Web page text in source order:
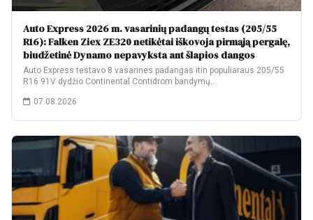
Auto Express 2026 m. vasarinių padangų testas (205/55
R16): Falken Ziex ZE320 netikėtai iškovoja pirmąją pergalę,
biudžetinė Dynamo nepavyksta ant šlapios dangos
Auto Express testavo 8 vasarines padangas itin populiaraus 205/55
R16 91V dydžio Continental Contidrom bandymų…
07.08.2026